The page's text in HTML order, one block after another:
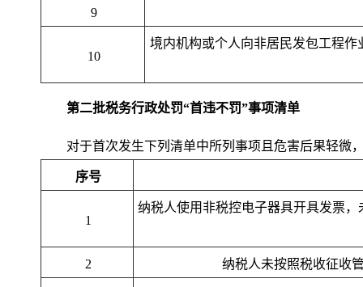
9
10
境内机构或个人向非居民发包工程
第二批税务行政处罚“首违不罚”事项清单
对于首次发生下列清单中所列事项且危害后果轻微
序号
1
纳税人使用非税控电子器具开具发票
2 纳税人未按照税收征收